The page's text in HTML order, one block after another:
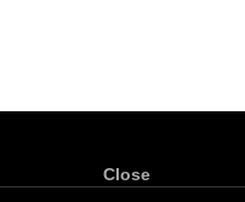
Close